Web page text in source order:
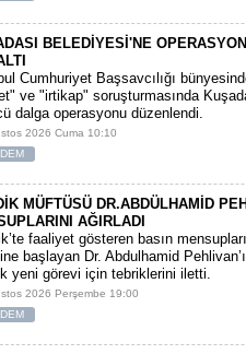
BELEDİYESİ'NE
Cumhuriyet Başsavcılığı
ve "irtikap" soruşturmasında
dalga operasyonu düzenlendi.
2026 Cuma 10:10
MÜFTÜSÜ DR.ABDÜLHAMİD
AĞIRLADI
faaliyet gösteren basın
başlayan Dr. Abdulhamid
yeni görevi için tebriklerini iletti.
2026 Perşembe 19:00